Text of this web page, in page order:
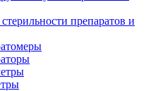
препаратов и